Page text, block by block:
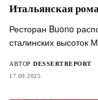
Итальянская
Ресторан Buono
сталинских высоток
АВТОР DESSERTREPORT
17.09.2025